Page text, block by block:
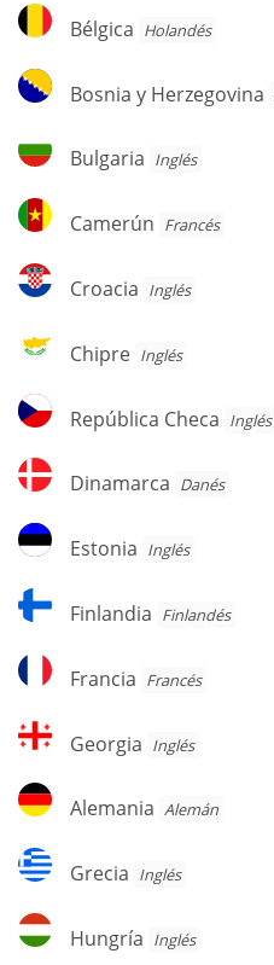
Bélgica
Bélgica Holandés
Bosnia
y
Bosnia y Herzegovina
Bulgaria
Bulgaria Inglés
Camerún
Camerún Francés
Croacia
Croacia Inglés
Chipre
Chipre Inglés
República
Checa
República Checa Inglés
Dinamarca
Dinamarca Danés
Estonia
Estonia Inglés
Finlandia
Finlandia Finlandés
Francia
Francia Francés
Georgia
Georgia Inglés
Alemania
Alemania Alemán
Grecia
Grecia Inglés
Hungría
Hungría Inglés